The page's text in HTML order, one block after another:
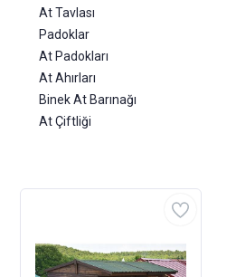
At Tavlası
Padoklar
At Padokları
At Ahırları
Binek At Barınağı
At Çiftliği